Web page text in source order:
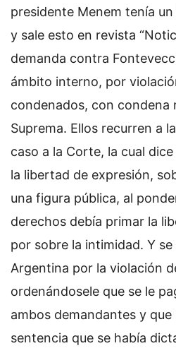
presidente Menem tenía
y sale esto en revista
demanda contra
ámbito interno, por
condenados, con
Suprema. Ellos recurren a
caso a la Corte, la cual
la libertad de expresión,
una figura pública, al
derechos debía primar la
por sobre la intimidad. Y
Argentina por la violación
ordenándosele que se le
ambos demandantes y
sentencia que se había